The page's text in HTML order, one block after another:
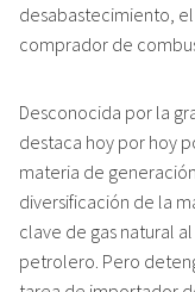
desabastecimiento,
comprador de
Desconocida por la
destaca hoy por hoy
materia de
diversificación de la
clave de gas natural
petrolero. Pero